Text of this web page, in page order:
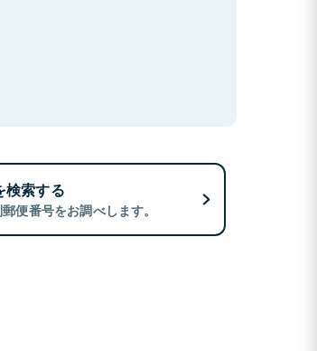
検索する
便番号をお調べします。